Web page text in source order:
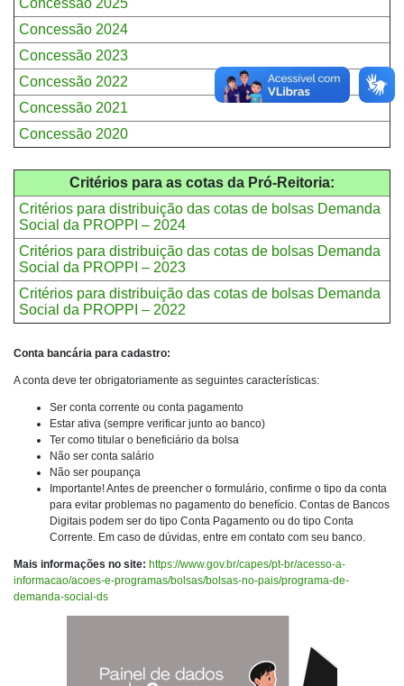
Concessão 2025
Concessão 2024
Concessão 2023
Concessão 2022
Concessão 2021
Concessão 2020
Critérios para as cotas da Pró-Reitoria:
Critérios para distribuição das cotas de bolsas Demanda
Social da PROPPI – 2024
Critérios para distribuição das cotas de bolsas Demanda
Social da PROPPI – 2023
Critérios para distribuição das cotas de bolsas Demanda
Social da PROPPI – 2022
Conta bancária para cadastro:
A conta deve ter obrigatoriamente as seguintes características:
Ser conta corrente ou conta pagamento
Estar ativa (sempre verificar junto ao banco)
Ter como titular o beneficiário da bolsa
Não ser conta salário
Não ser poupança
Importante! Antes de preencher o formulário, confirme o tipo da conta
para evitar problemas no pagamento do benefício. Contas de Bancos
Digitais podem ser do tipo Conta Pagamento ou do tipo Conta
Corrente. Em caso de dúvidas, entre em contato com seu banco.
Mais informações no site: https://www.gov.br/capes/pt-br/acesso-a-
informacao/acoes-e-programas/bolsas/bolsas-no-pais/programa-de-
demanda-social-ds